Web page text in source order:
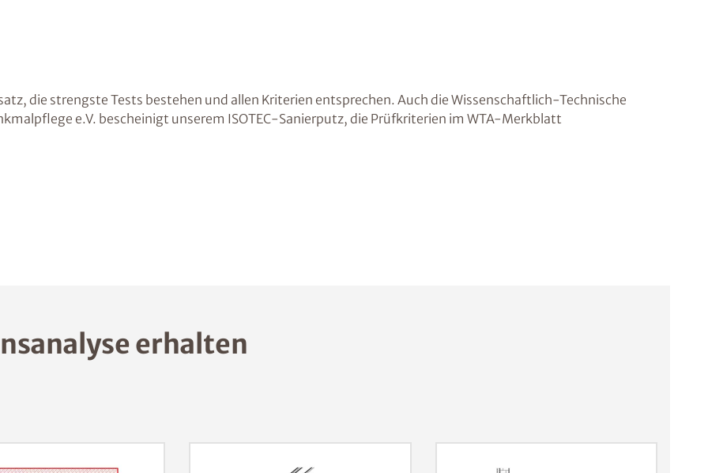
die strengste Tests bestehen und allen Kriterien entsprechen. Auch die Wissenschaftlich-Technische
e.V. bescheinigt unserem ISOTEC-Sanierputz, die Prüfkriterien im WTA-Merkblatt
erhalten